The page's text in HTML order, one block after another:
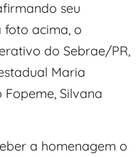
seu
foto acima, o
do Sebrae/PR,
Maria
Silvana
a homenagem o